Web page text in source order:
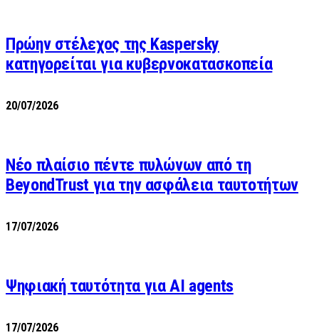
Πρώην στέλεχος της Kaspersky
κατηγορείται για κυβερνοκατασκοπεία
20/07/2026
Νέο πλαίσιο πέντε πυλώνων από τη
BeyondTrust για την ασφάλεια ταυτοτήτων
17/07/2026
Ψηφιακή ταυτότητα για AI agents
17/07/2026